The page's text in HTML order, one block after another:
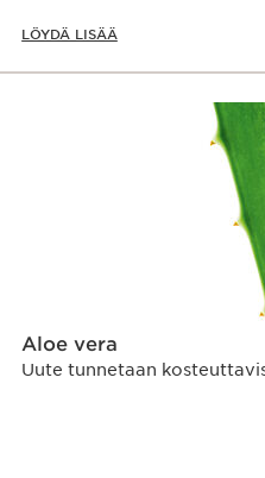
LÖYDÄ LISÄÄ
Aloe vera
Uute tunnetaan